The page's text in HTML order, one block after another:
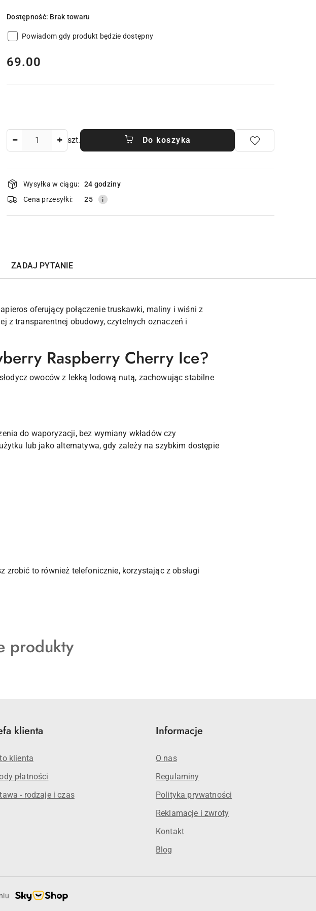
Dostępność: Brak towaru
Powiadom gdy produkt będzie dostępny
cena:
69.00
szt. Do koszyka
Dostępność
i
dostawa
Wysyłka w ciągu:
24 godziny
Cena przesyłki:
25
ZADAJ PYTANIE
oferujący połączenie truskawki, maliny i wiśni z
z transparentnej obudowy, czytelnych oznaczeń i
Raspberry Cherry Ice?
owoców z lekką lodową nutą, zachowując stabilne
do waporyzacji, bez wymiany wkładów czy
lub jako alternatywa, gdy zależy na szybkim dostępie
zrobić to również telefonicznie, korzystając z obsługi
produkty
klienta
klienta
płatności
- rodzaje i czas
Informacje
O nas
Regulaminy
Polityka prywatności
Reklamacje i zwroty
Kontakt
Blog